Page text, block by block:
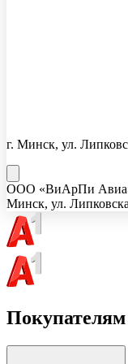
г. Минск, ул.
ООО «ВиАрПи
Минск, ул.
Покупателям